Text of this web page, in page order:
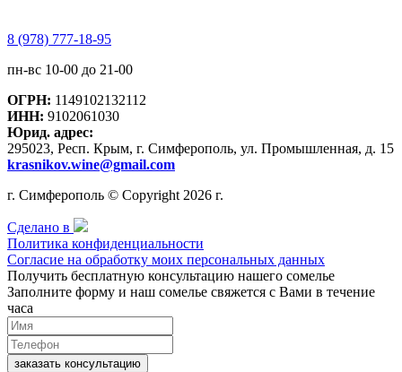
8 (978) 777-18-95
пн-вс 10-00 до 21-00
ОГРН: 1149102132112
ИНН: 9102061030
Юрид. адрес:
295023, Респ. Крым, г. Симферополь, ул. Промышленная, д. 15
krasnikov.wine@gmail.com
г. Симферополь © Copyright 2026 г.
Сделано в
Политика конфиденциальности
Согласие на обработку моих персональных данных
Получить бесплатную консультацию нашего сомелье
Заполните форму и наш сомелье свяжется с Вами в течение
часа
заказать консультацию